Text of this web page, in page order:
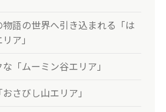
語の世界へ引き込まれる「は
ア」
「ムーミン谷エリア」
さびし山エリア」